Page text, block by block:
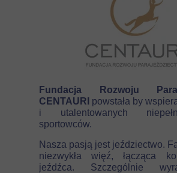
Fundacja Rozwoju
CENTAURI powstała by
i utalentowanych
sportowców.
Nasza pasją jest jeździectwo.
niezwykła więź, łącząca
jeźdźca. Szczególnie